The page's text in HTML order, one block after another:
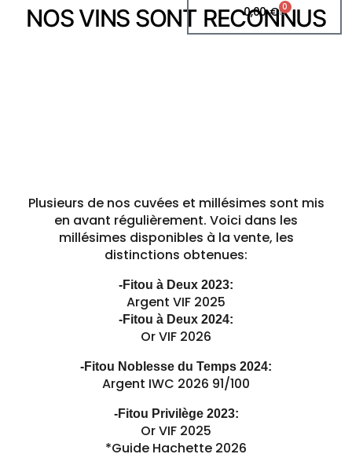
0,00€ 0
NOS VINS SONT RECONNUS
Plusieurs de nos cuvées et millésimes sont mis
en avant régulièrement. Voici dans les
millésimes disponibles à la vente, les
distinctions obtenues:
-Fitou à Deux 2023:
Argent VIF 2025
-Fitou à Deux 2024:
Or VIF 2026
-Fitou Noblesse du Temps 2024:
Argent IWC 2026 91/100
-Fitou Privilège 2023:
Or VIF 2025
*Guide Hachette 2026